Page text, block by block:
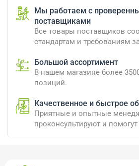
Мы работаем с
поставщиками
Все товары поставщиков
стандартам и требованиям
Большой ассортимент
В нашем магазине более
позиций.
Качественное и быстрое
Приятные и опытные
проконсультируют и